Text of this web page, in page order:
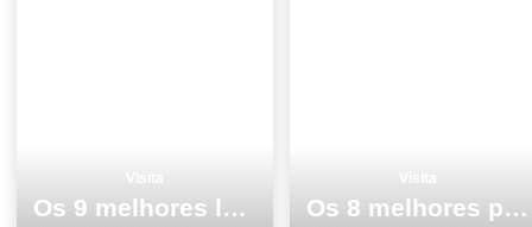
Os 9 melhores locais para visitar em Lisboa Os 8 melhores pontos turisticos e passeios em Monumentos Viseu